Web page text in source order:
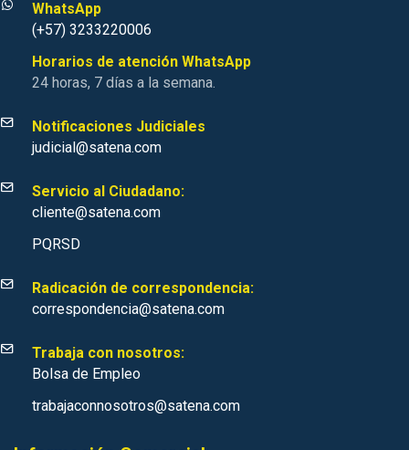
WhatsApp
(+57) 3233220006
Horarios de atención WhatsApp
24 horas, 7 días a la semana.
Notificaciones Judiciales
judicial@satena.com
Servicio al Ciudadano:
cliente@satena.com
PQRSD
Radicación de correspondencia:
correspondencia@satena.com
Trabaja con nosotros:
Bolsa de Empleo
trabajaconnosotros@satena.com